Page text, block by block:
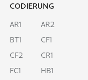
CODIERUNG
AR1
AR2
BT1
CF1
CF2
CR1
FC1
HB1